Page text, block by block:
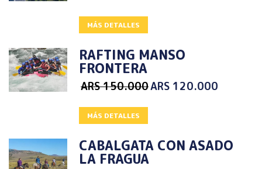
MÁS DETALLES
RAFTING MANSO
FRONTERA
ARS150.000ARS 120.000
MÁS DETALLES
CABALGATA CON ASADO
LA FRAGUA